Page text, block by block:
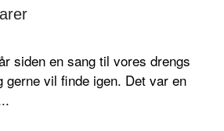
siden en sang til vores drengs
gerne vil finde igen. Det var en